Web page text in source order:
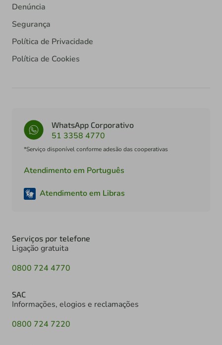
Denúncia
Segurança
Política de Privacidade
Política de Cookies
WhatsApp Corporativo
51 3358 4770
*Serviço disponível conforme adesão das cooperativas
Atendimento em Português
Atendimento em Libras
Serviços por telefone
Ligação gratuita
0800 724 4770
SAC
Informações, elogios e reclamações
0800 724 7220